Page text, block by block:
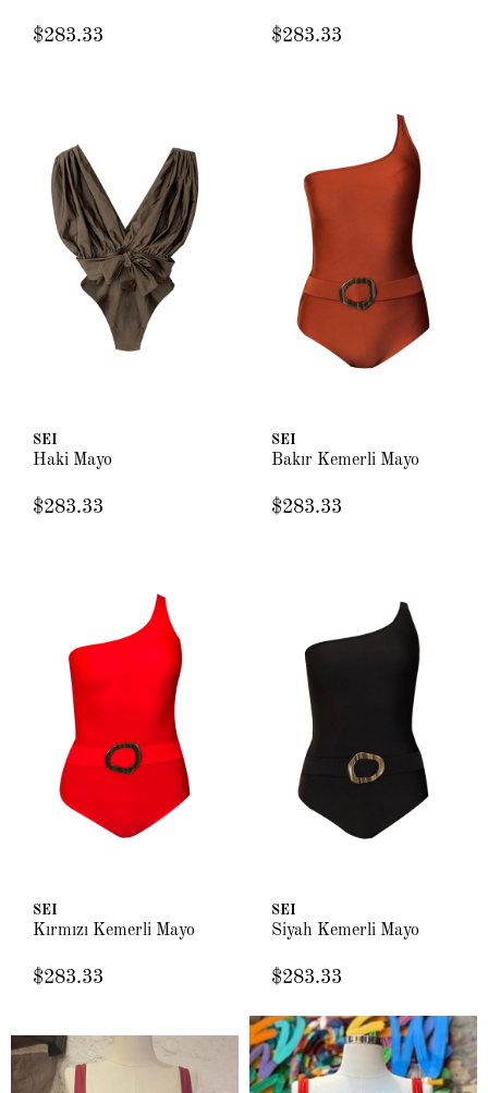
$283.33 $283.33
SEI
Haki Mayo
$283.33
SEI
Bakır Kemerli Mayo
$283.33
SEI
Kırmızı Kemerli Mayo
$283.33
SEI
Siyah Kemerli Mayo
$283.33